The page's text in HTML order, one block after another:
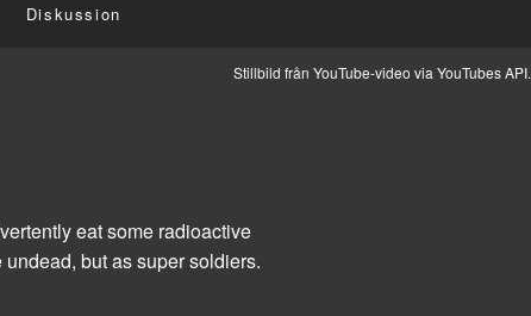
Diskussion
Stillbild från YouTube-video via YouTubes API.
eat some radioactive
but as super soldiers.